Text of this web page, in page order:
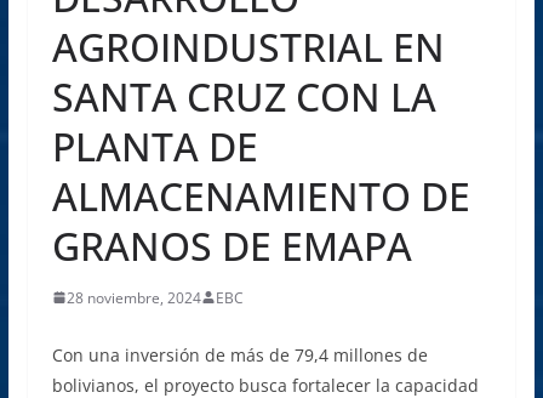
AGROINDUSTRIAL EN
SANTA CRUZ CON LA
PLANTA DE
ALMACENAMIENTO DE
GRANOS DE EMAPA
28 noviembre, 2024 EBC
Con una inversión de más de 79,4 millones de
bolivianos, el proyecto busca fortalecer la capacidad